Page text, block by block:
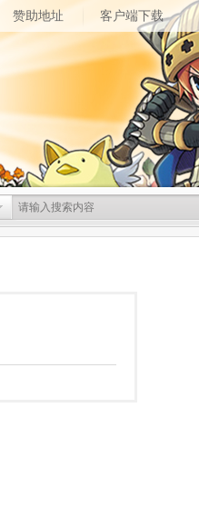
赞助地址 客户端下载